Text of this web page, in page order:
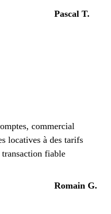
Pascal T.
commercial
locatives à des tarifs
fiable
Romain G.